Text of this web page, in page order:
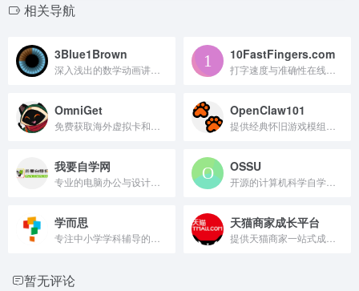
相关导航
3Blue1Brown 10FastFingers.com
OmniGet OpenClaw101
我要自学网 OSSU
学而思 天猫商家成长平台
暂无评论